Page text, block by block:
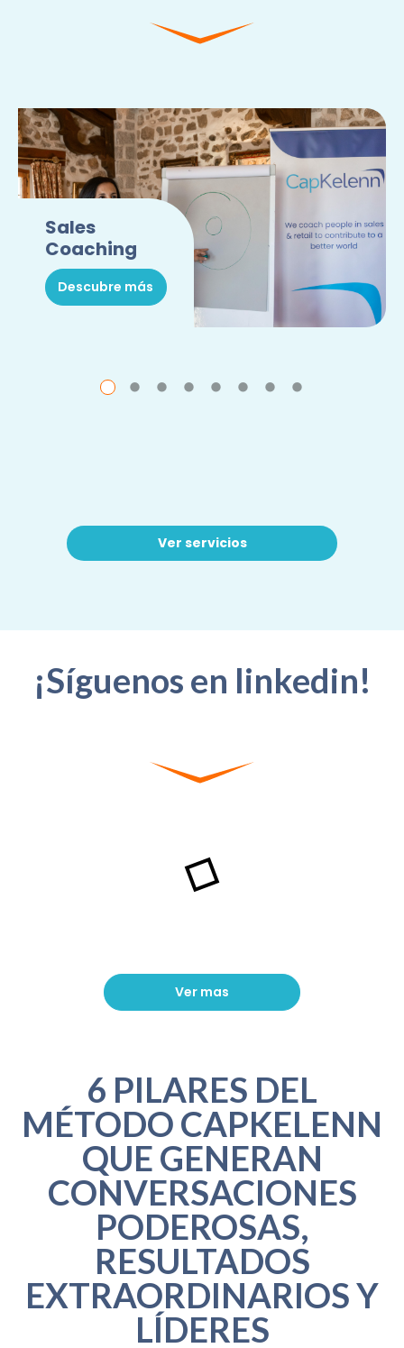
Sales
Coaching
Descubre más
Ver servicios
¡Síguenos en linkedin!
Ver mas
6 PILARES DEL
MÉTODO CAPKELENN
QUE GENERAN
CONVERSACIONES
PODEROSAS,
RESULTADOS
EXTRAORDINARIOS Y
LÍDERES